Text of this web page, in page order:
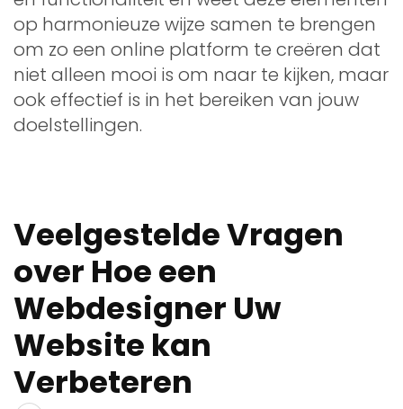
op harmonieuze wijze samen te brengen
om zo een online platform te creëren dat
niet alleen mooi is om naar te kijken, maar
ook effectief is in het bereiken van jouw
doelstellingen.
Veelgestelde Vragen
over Hoe een
Webdesigner Uw
Website kan
Verbeteren